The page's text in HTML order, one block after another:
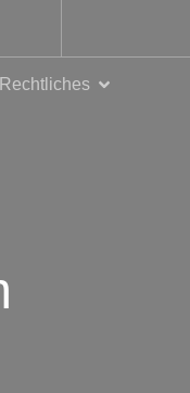
Rechtliches